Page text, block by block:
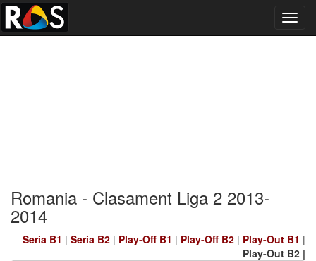
Romania - Clasament Liga 2 2013-
2014
Seria B1 | Seria B2 | Play-Off B1 | Play-Off B2 | Play-Out B1 |
Play-Out B2 |